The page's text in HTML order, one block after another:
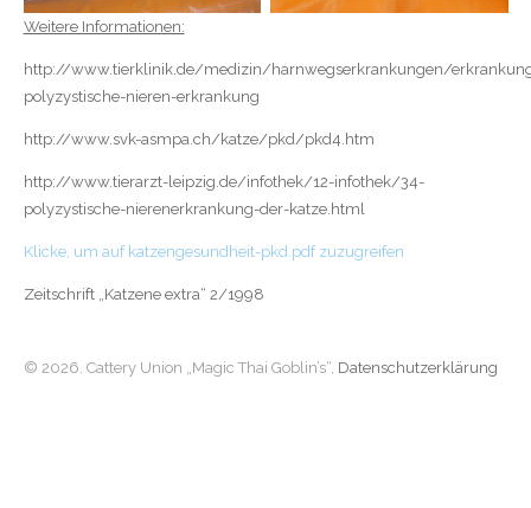
Weitere Informationen:
http://www.tierklinik.de/medizin/harnwegserkrankungen/
polyzystische-nieren-erkrankung
http://www.svk-asmpa.ch/katze/pkd/pkd4.htm
http://www.tierarzt-leipzig.de/infothek/12-infothek/34-
polyzystische-nierenerkrankung-der-katze.html
Klicke, um auf katzengesundheit-pkd.pdf zuzugreifen
Zeitschrift „Katzene extra“ 2/1998
© 2026. Cattery Union „Magic Thai Goblin’s“, Datenschutzerklärung